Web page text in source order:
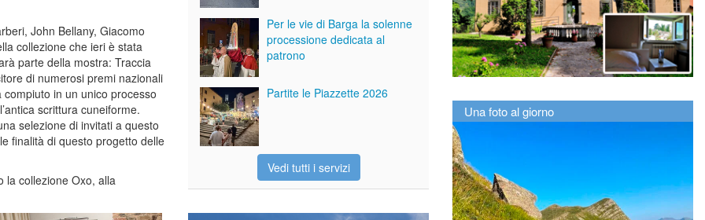
John Bellany, Giacomo
collezione che ieri è stata
parte della mostra: Traccia
di numerosi premi nazionali
in un unico processo
scrittura cuneiforme.
selezione di invitati a questo
finalità di questo progetto delle
la collezione Oxo, alla
Per le vie di Barga la solenne
processione dedicata al
patrono
Partite le Piazzette 2026
Vedi tutti i servizi
Una foto al giorno